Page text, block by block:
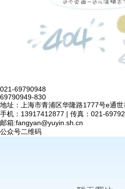
021-69790948
69790949-830
地址：上海市青浦区华隆路1777号e通
手机：13917412877 | 传真：021-
邮箱:fangyan@yuyin.sh.cn
公众号二维码